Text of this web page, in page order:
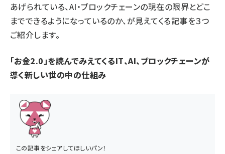
あげられている、AI・ブロックチェーンの現在の限界とどこ
までできるようになっているのか、が見えてくる記事を３つ
ご紹介します。
「お金2.0」を読んでみえてくるIT、AI、ブロックチェーンが
導く新しい世の中の仕組み
この記事をシェアしてほしいパン！